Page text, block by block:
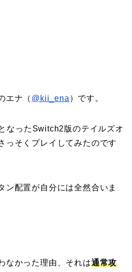
エナ（ @kii_ena ）です。
なったSwitch2版のテイルズオ
っそくプレイしてみたのです
ン配置が自分には全然合いま
なかった理由、それは通常攻